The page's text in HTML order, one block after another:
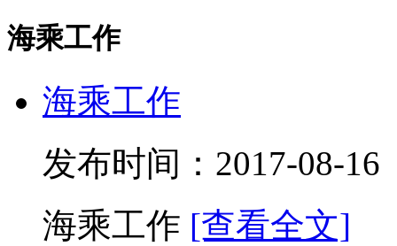
海乘工作
海乘工作
发布时间：2017-
海乘工作 [查看全文]